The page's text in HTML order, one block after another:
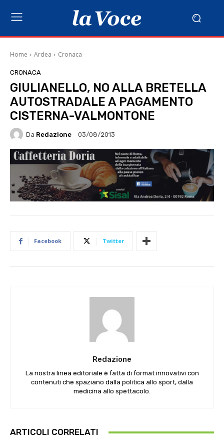
Home Ardea Cronaca
CRONACA
GIULIANELLO, NO ALLA BRETELLA
AUTOSTRADALE A PAGAMENTO
CISTERNA-VALMONTONE
Da Redazione 03/08/2013
Facebook Twitter
Redazione
La nostra linea editoriale è fatta di format innovativi con
contenuti che spaziano dalla politica allo sport, dalla
medicina allo spettacolo.
ARTICOLI CORRELATI